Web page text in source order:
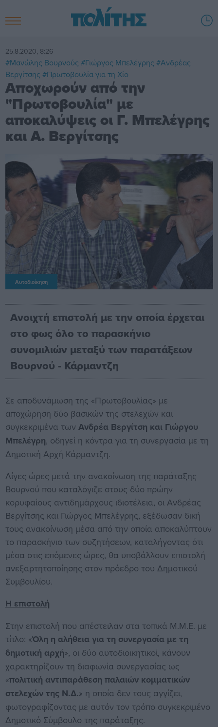
25.8.2020, 8:26
#Μανώλης Βουρνούς #Γιώργος Μπελέγρης #Ανδρέας
Βεργίτσης #Πρωτοβουλία για τη Χίο
Αποχωρούν από την
"Πρωτοβουλία" με
αποκαλύψεις οι Γ. Μπελέγρης
και Α. Βεργίτσης
Αυτοδιοίκηση
Ανοιχτή επιστολή με την οποία έρχεται
στο φως όλο το παρασκήνιο
συνομιλιών μεταξύ των παρατάξεων
Βουρνού - Κάρμαντζη
Σε αποδυνάμωση της «Πρωτοβουλίας» με
αποχώρηση δύο βασικών της στελεχών και
συγκεκριμένα των Ανδρέα Βεργίτση και Γιώργου
Μπελέγρη, οδηγεί η κόντρα για τη συνεργασία με τη
Δημοτική Αρχή Κάρμαντζη.
Λίγες ώρες μετά την ανακοίνωση της παράταξης
Βουρνού που καταλόγιζε στους δύο πρώην
κορυφαίους αντιδημάρχους ιδιοτέλεια, οι Ανδρέας
Βεργίτσης και Γιώργος Μπελέγρης, εξέδωσαν δική
τους ανακοίνωση μέσα από την οποία αποκαλύπτουν
το παρασκήνιο των συζητήσεων, καταλήγοντας ότι
μέσα στις επόμενες ώρες, θα υποβάλλουν επιστολή
ανεξαρτητοποίησης στον πρόεδρο του Δημοτικού
Συμβουλίου.
Η επιστολή
Στην επιστολή που απέστειλαν στα τοπικά Μ.Μ.Ε. με
τίτλο: «Όλη η αλήθεια για τη συνεργασία με τη
δημοτική αρχή», οι δύο αυτοδιοικητικοί, κάνουν
χαρακτηρίζουν τη διαφωνία συνεργασίας ως
«πολιτική αντιπαράθεση παλαιών κομματικών
στελεχών της Ν.Δ.» η οποία δεν τους αγγίζει,
φωτογραφίζοντας με αυτόν τον τρόπο συγκεκριμένο
Δημοτικό Σύμβουλο της παράταξης.